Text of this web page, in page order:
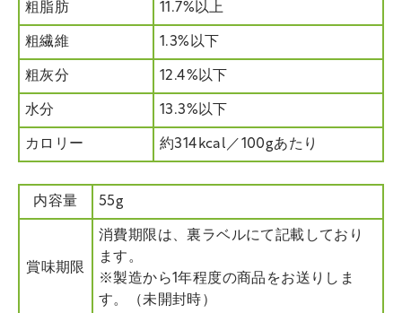
粗脂肪 11.7%以上
粗繊維 1.3%以下
粗灰分 12.4%以下
水分 13.3%以下
カロリー 約314kcal／100gあたり
内容量 55g
賞味期限
消費期限は、裏ラベルにて記載しており
ます。
※製造から1年程度の商品をお送りしま
す。（未開封時）